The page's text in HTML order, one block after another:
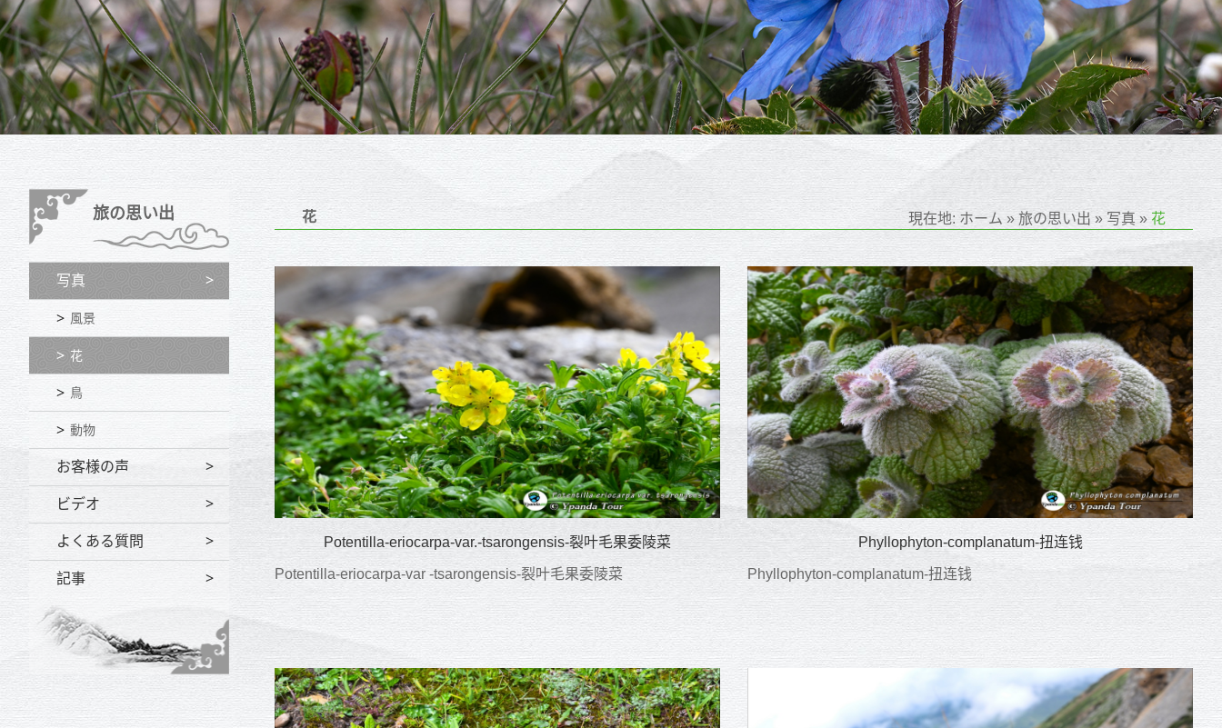
旅の思い出
写真
風景
花
鳥
動物
お客様の声
ビデオ
よくある質問
記事
花 現在地: ホーム » 旅の思い出 » 写真 » 花
Potentilla-eriocarpa-var.-tsarongensis-裂叶毛果委陵菜
Potentilla-eriocarpa-var -tsarongensis-裂叶毛果委陵菜
Phyllophyton-complanatum-扭连钱
Phyllophyton-complanatum-扭连钱